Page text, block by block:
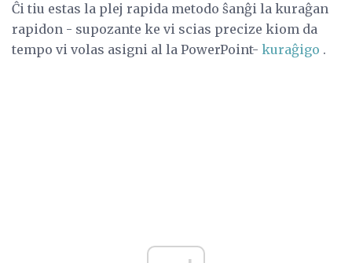
Ĉi tiu estas la plej rapida metodo ŝanĝi la kuraĝan
rapidon - supozante ke vi scias precize kiom da
tempo vi volas asigni al la PowerPoint- kuraĝigo .